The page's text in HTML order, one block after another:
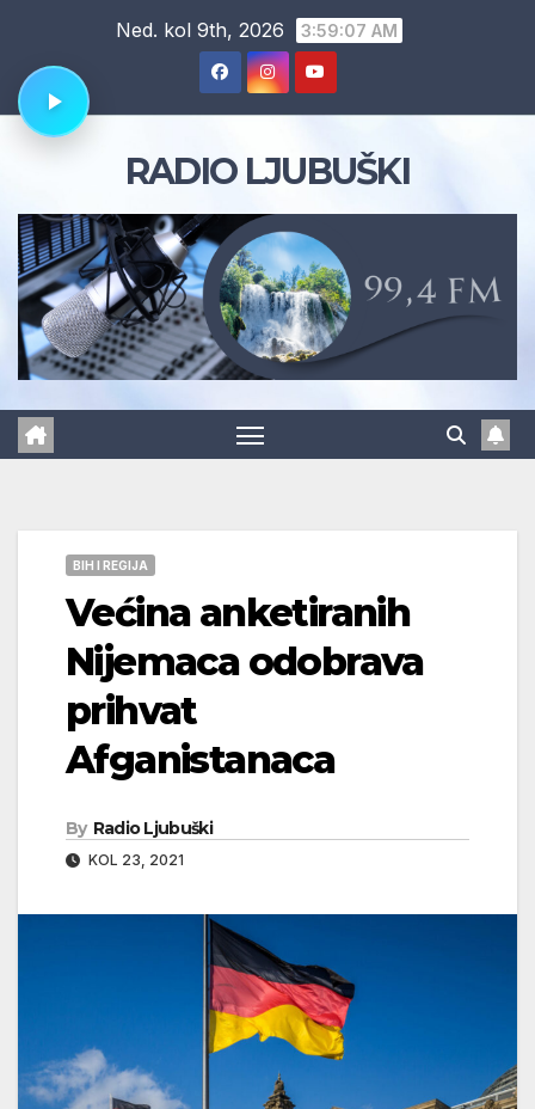
content
Ned. kol 9th, 2026 3:59:07 AM
RADIO LJUBUŠKI
BIH I REGIJA
Većina anketiranih
Nijemaca odobrava
prihvat
Afganistanaca
By Radio Ljubuški
KOL 23, 2021